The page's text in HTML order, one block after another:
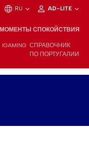
RU AD-LITE
МОМЕНТЫ СПОКОЙСТВИЯ
IGAMING СПРАВОЧНИК
ПО ПОРТУГАЛИИ